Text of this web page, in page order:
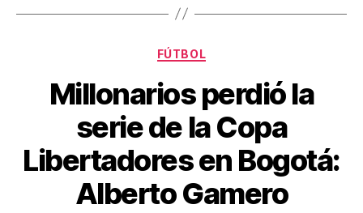
o
tir
Categorías
FÚTBOL
Millonarios perdió la
serie de la Copa
Libertadores en Bogotá:
Alberto Gamero